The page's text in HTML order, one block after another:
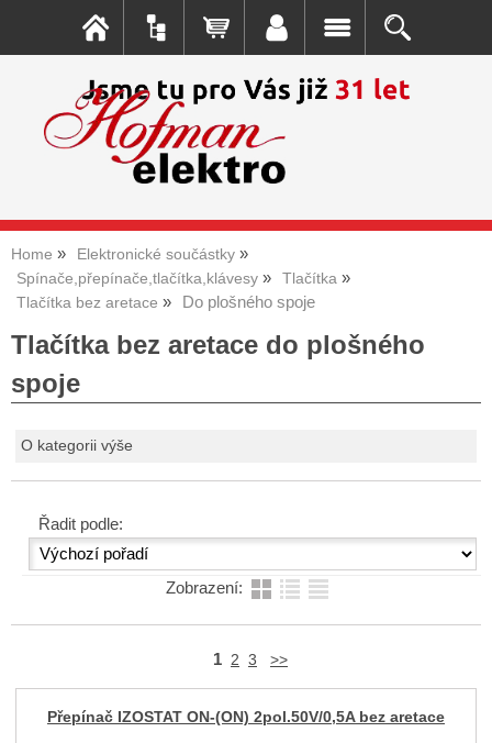
Home
Elektronické součástky
Spínače,přepínače,tlačítka,klávesy
Tlačítka
Tlačítka bez aretace
Do plošného spoje
Tlačítka bez aretace do plošného
spoje
O kategorii výše
Řadit podle:
Zobrazení:
1 2 3 >>
Přepínač IZOSTAT ON-(ON) 2pol.50V/0,5A bez aretace